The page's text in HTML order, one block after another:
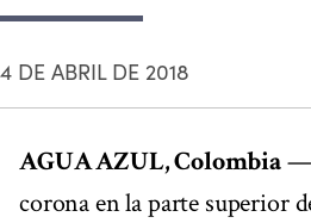
4 DE ABRIL DE 2018
AGUA AZUL, Colombia—
corona en la parte superior